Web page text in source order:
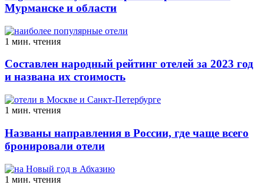
Мурманске и области
1 мин. чтения
Составлен народный рейтинг отелей за 2023 год
и названа их стоимость
1 мин. чтения
Названы направления в России, где чаще всего
бронировали отели
1 мин. чтения